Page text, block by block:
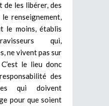
de les libérer, des
renseignement,
le moins, établis
qui,
ne vivent pas sur
le lieu donc
des
qui doivent
pour que soient